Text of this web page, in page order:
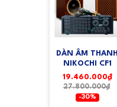
DÀN ÂM THANH
NIKOCHI CF1
19.460.000₫
27.800.000₫
-30%